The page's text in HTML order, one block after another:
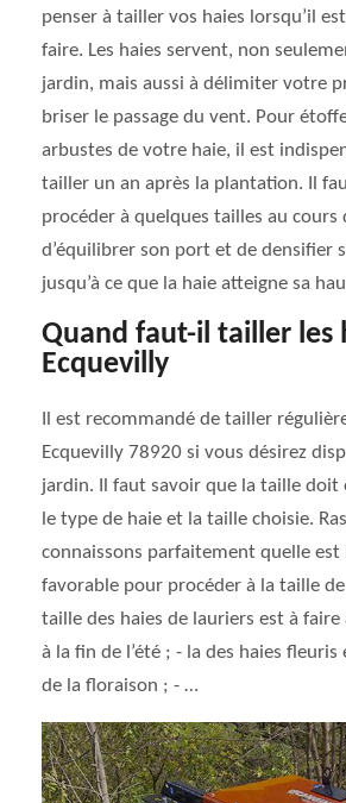
penser à tailler vos haies lorsqu’il
faire. Les haies servent, non
jardin, mais aussi à délimiter votre
briser le passage du vent. Pour
arbustes de votre haie, il est
tailler un an après la plantation. Il
procéder à quelques tailles au cours
d’équilibrer son port et de densifier
jusqu’à ce que la haie atteigne sa
Quand faut-il tailler les
Ecquevilly
Il est recommandé de tailler
Ecquevilly 78920 si vous désirez
jardin. Il faut savoir que la taille doit
le type de haie et la taille choisie.
connaissons parfaitement quelle est
favorable pour procéder à la taille
taille des haies de lauriers est à
à la fin de l’été ; - la des haies fleuris
de la floraison ; - …